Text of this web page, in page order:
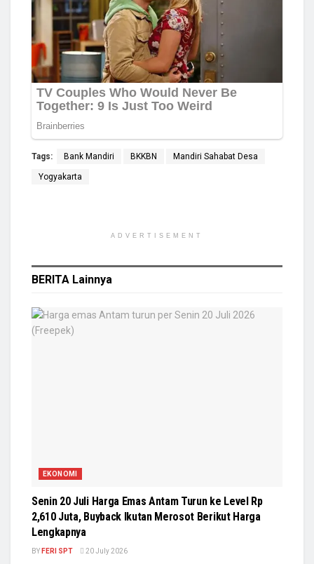
Tags: Bank Mandiri BKKBN Mandiri Sahabat Desa
Yogyakarta
ADVERTISEMENT
BERITA Lainnya
EKONOMI
Senin 20 Juli Harga Emas Antam Turun ke Level Rp
2,610 Juta, Buyback Ikutan Merosot Berikut Harga
Lengkapnya
BY FERI SPT 20 July 2026